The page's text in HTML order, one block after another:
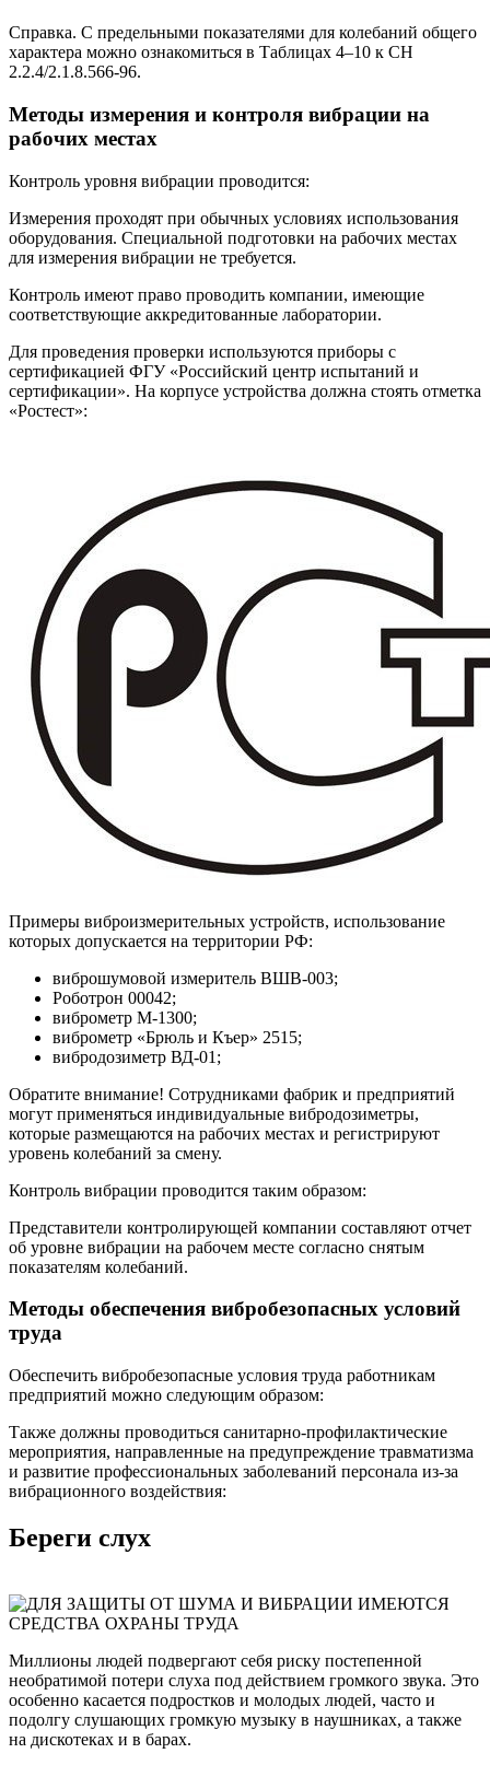
Справка. С предельными показателями для колебаний общего
характера можно ознакомиться в Таблицах 4–10 к СН
2.2.4/2.1.8.566-96.
Методы измерения и контроля вибрации на
рабочих местах
Контроль уровня вибрации проводится:
Измерения проходят при обычных условиях использования
оборудования. Специальной подготовки на рабочих местах
для измерения вибрации не требуется.
Контроль имеют право проводить компании, имеющие
соответствующие аккредитованные лаборатории.
Для проведения проверки используются приборы с
сертификацией ФГУ «Российский центр испытаний и
сертификации». На корпусе устройства должна стоять отметка
«Ростест»:
Примеры виброизмерительных устройств, использование
которых допускается на территории РФ:
виброшумовой измеритель ВШВ-003;
Роботрон 00042;
виброметр М-1300;
виброметр «Брюль и Къер» 2515;
вибродозиметр ВД-01;
Обратите внимание! Сотрудниками фабрик и предприятий
могут применяться индивидуальные вибродозиметры,
которые размещаются на рабочих местах и регистрируют
уровень колебаний за смену.
Контроль вибрации проводится таким образом:
Представители контролирующей компании составляют отчет
об уровне вибрации на рабочем месте согласно снятым
показателям колебаний.
Методы обеспечения вибробезопасных условий
труда
Обеспечить вибробезопасные условия труда работникам
предприятий можно следующим образом:
Также должны проводиться санитарно-профилактические
мероприятия, направленные на предупреждение травматизма
и развитие профессиональных заболеваний персонала из-за
вибрационного воздействия:
Береги слух
Миллионы людей подвергают себя риску постепенной
необратимой потери слуха под действием громкого звука. Это
особенно касается подростков и молодых людей, часто и
подолгу слушающих громкую музыку в наушниках, а также
на дискотеках и в барах.